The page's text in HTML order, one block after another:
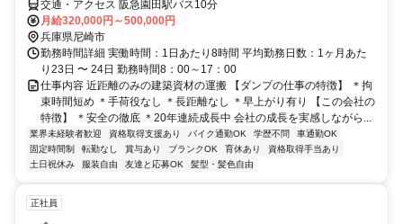
交通・アクセス 阪急園田駅バス10分
月給320,000円～500,000円
兵庫県尼崎市
勤務時間詳細 実働時間：1日あたり8時間 平均勤務日数：1ヶ月あた
り23日 〜 24日 勤務時間8：00～17：00
仕事内容 近距離のみの建築資材の運搬 【ダンプの仕事の特徴】 ＊拘
束時間短め ＊手荷役なし ＊長距離なし ＊早上がり有り 【この会社の
特徴】 ＊安全の徹底 ＊20年連続成長中 会社の成長を実感しながら...
業界未経験者歓迎 資格取得支援あり バイク通勤OK 学歴不問
車通勤OK
固定時間制
転勤なし 賞与あり ブランクOK 育休あり
資格取得手当あり
土日祝休み
服装自由 友達と応募OK 髪型・髪色自由
正社員